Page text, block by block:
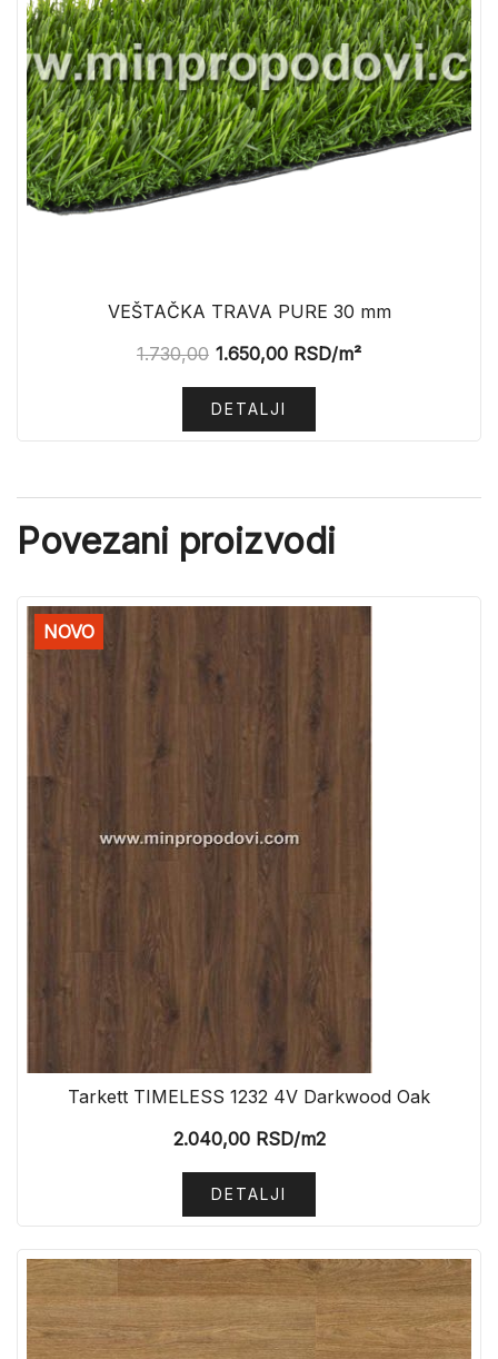
VEŠTAČKA TRAVA PURE 30 mm
1.730,00 1.650,00 RSD/m²
DETALJI
Povezani proizvodi
NOVO
Tarkett TIMELESS 1232 4V Darkwood Oak
2.040,00RSD/m2
DETALJI